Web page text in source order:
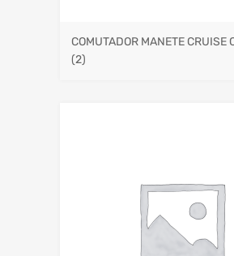
COMUTADOR MANETE CRUISE
(2)